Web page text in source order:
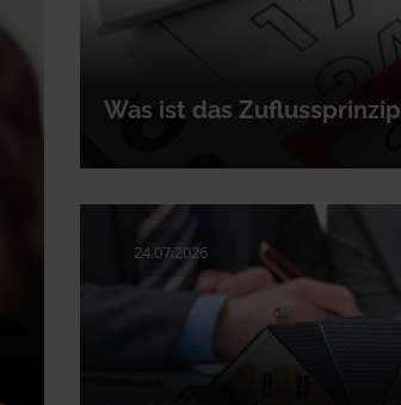
Was ist das
24.07.2026